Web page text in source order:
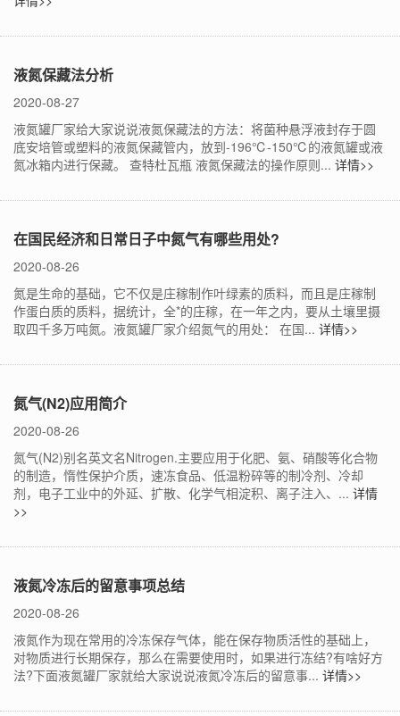
液氮保藏法分析
2020-08-27
液氮罐厂家给大家说说液氮保藏法的方法：将菌种悬浮液封存于圆
底安培管或塑料的液氮保藏管内，放到-196℃-150℃的液氮罐或液
氮冰箱内进行保藏。 查特杜瓦瓶 液氮保藏法的操作原则... 详情>>
在国民经济和日常日子中氮气有哪些用处?
2020-08-26
氮是生命的基础，它不仅是庄稼制作叶绿素的质料，而且是庄稼制
作蛋白质的质料，据统计，全*的庄稼，在一年之内，要从土壤里摄
取四千多万吨氮。液氮罐厂家介绍氮气的用处： 在国... 详情>>
氮气(N2)应用简介
2020-08-26
氮气(N2)别名英文名Nitrogen.主要应用于化肥、氨、硝酸等化合物
的制造，惰性保护介质，速冻食品、低温粉碎等的制冷剂、冷却
剂，电子工业中的外延、扩散、化学气相淀积、离子注入、... 详情
>>
液氮冷冻后的留意事项总结
2020-08-26
液氮作为现在常用的冷冻保存气体，能在保存物质活性的基础上，
对物质进行长期保存，那么在需要使用时，如果进行冻结?有啥好方
法?下面液氮罐厂家就给大家说说液氮冷冻后的留意事... 详情>>